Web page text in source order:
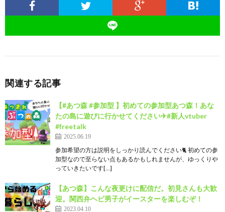
関連する記事
【#あつ森 #参加型 】初めての参加型あつ森！あな
たの島に遊びに行かせてください✈#新人vtuber
#freetalk
2025.06.19
参加希望の方は説明をしっかり読んでください🐈 初めての参
加型なので至らない点もあるかもしれませんが、ゆっくりや
っていきたいです[…]
【あつ森】こんな夜更けに配信だ。初見さんも大歓
迎。関西弁ヘビ男子がイースターを楽しむぞ！
2023.04.10